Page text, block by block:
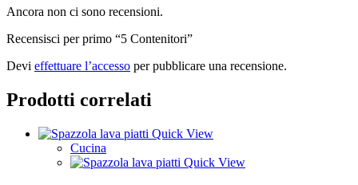
Ancora non ci sono recensioni.
Recensisci per primo “5 Contenitori”
Devi effettuare l’accesso per pubblicare una recensione.
Prodotti correlati
Quick View
Cucina
Quick View